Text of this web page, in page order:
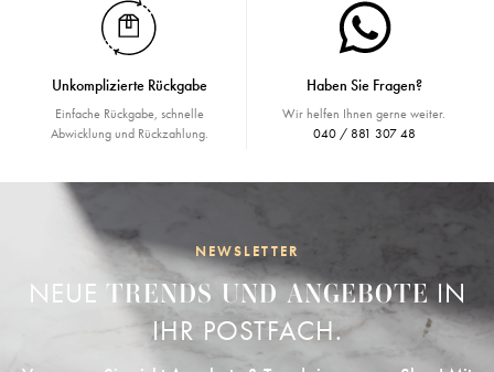
Unkomplizierte Rückgabe
Einfache Rückgabe, schnelle
Abwicklung und Rückzahlung.
Haben Sie Fragen?
Wir helfen Ihnen gerne weiter.
040 / 881 307 48
NEWSLETTER
NEUE TRENDS UND ANGEBOTEIN
IHR POSTFACH.